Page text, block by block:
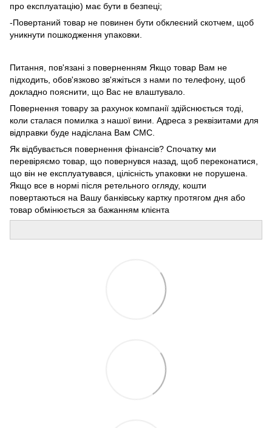
про експлуатацію) має бути в безпеці;
-Повертаний товар не повинен бути обклеєний скотчем, щоб
уникнути пошкодження упаковки.
Питання, пов'язані з поверненням Якщо товар Вам не
підходить, обов'язково зв'яжіться з нами по телефону, щоб
докладно пояснити, що Вас не влаштувало.
Повернення товару за рахунок компанії здійснюється тоді,
коли сталася помилка з нашої вини. Адреса з реквізитами для
відправки буде надіслана Вам СМС.
Як відбувається повернення фінансів? Спочатку ми
перевіряємо товар, що повернувся назад, щоб переконатися,
що він не експлуатувався, цілісність упаковки не порушена.
Якщо все в нормі після ретельного огляду, кошти
повертаються на Вашу банківську картку протягом дня або
товар обмінюється за бажанням клієнта